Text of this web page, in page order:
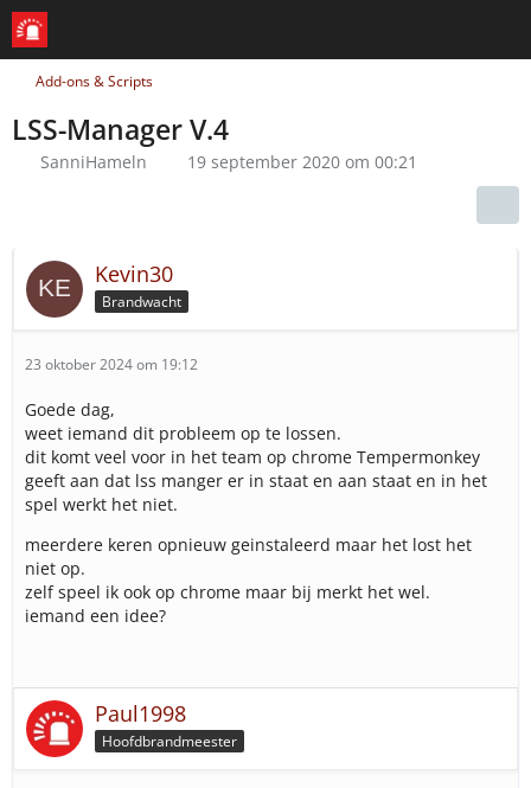
Add-ons & Scripts
LSS-Manager V.4
SanniHameln 19 september 2020 om 00:21
Kevin30
Brandwacht
23 oktober 2024 om 19:12
Goede dag,
weet iemand dit probleem op te lossen.
dit komt veel voor in het team op chrome Tempermonkey
geeft aan dat lss manger er in staat en aan staat en in het
spel werkt het niet.
meerdere keren opnieuw geinstaleerd maar het lost het
niet op.
zelf speel ik ook op chrome maar bij merkt het wel.
iemand een idee?
Paul1998
Hoofdbrandmeester